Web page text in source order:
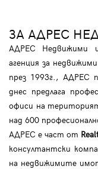
ЗА АДРЕС
АДРЕС Недвижими
агенция за
през 1993г., АДРЕС
днес предлага
офиси на
над 600
АДРЕС е част от
консултантски
на недвижимите